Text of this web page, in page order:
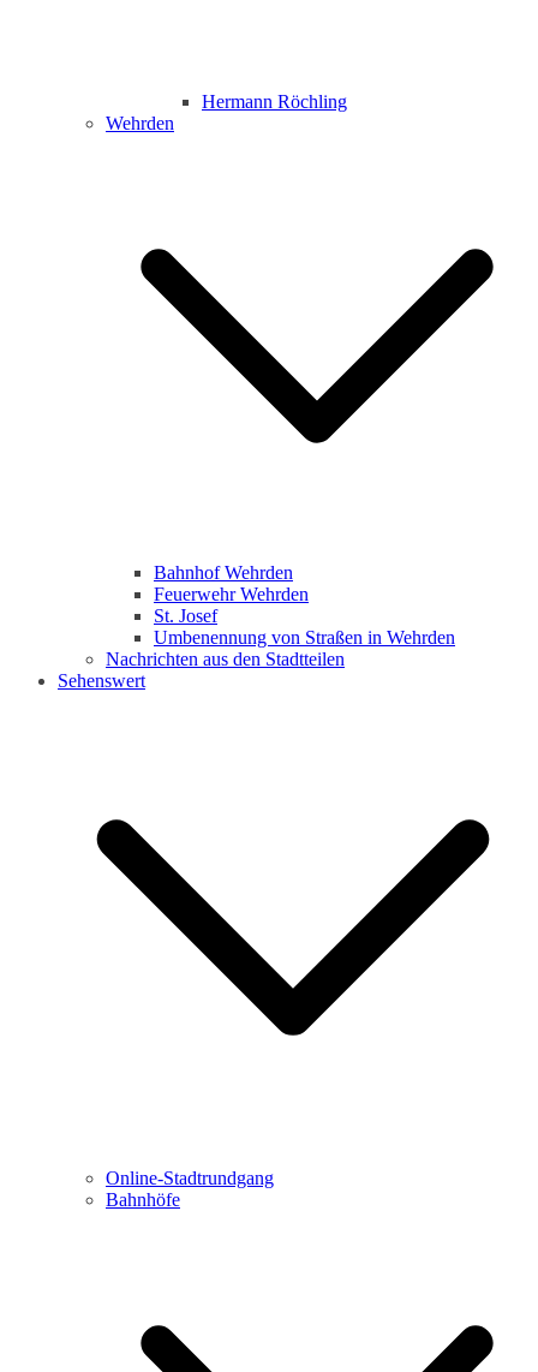
Hermann Röchling
Wehrden
Bahnhof Wehrden
Feuerwehr Wehrden
St. Josef
Umbenennung von Straßen in Wehrden
Nachrichten aus den Stadtteilen
Sehenswert
Online-Stadtrundgang
Bahnhöfe